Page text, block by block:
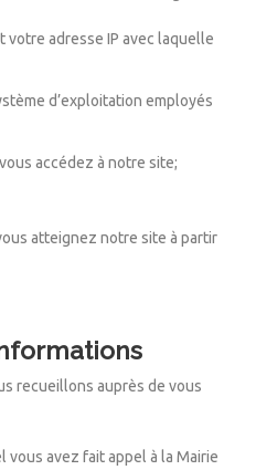
votre adresse IP avec laquelle
d’exploitation employés
accédez à notre site;
atteignez notre site à partir
recueillons auprès de vous
avez fait appel à la Mairie